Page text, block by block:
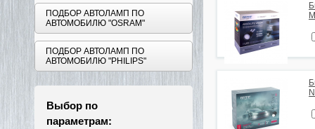
ПОДБОР АВТОЛАМП ПО
АВТОМОБИЛЮ "OSRAM"
ПОДБОР АВТОЛАМП ПО
АВТОМОБИЛЮ "PHILIPS"
Выбор по
параметрам: